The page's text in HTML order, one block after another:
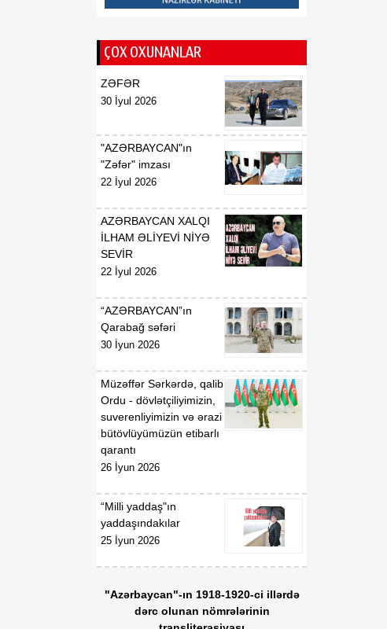
məşqçisi Qazaxıstan
07 Avqust
ABŞ-də çip istehsalında
istifadə olunan əsas
xammala gömrük rüsumu
07 Avqust
ÇOX OXUNANLAR
ZƏFƏR
30 İyul 2026
"AZƏRBAYCAN"ın
"Zəfər" imzası
22 İyul 2026
AZƏRBAYCAN XALQI
İLHAM ƏLİYEVİ NİYƏ
SEVİR
22 İyul 2026
“AZƏRBAYCAN”ın
Qarabağ səfəri
30 İyun 2026
Müzəffər Sərkərdə, qalib
Ordu - dövlətçiliyimizin,
suverenliyimizin və ərazi
bütövlüyümüzün etibarlı
qarantı
26 İyun 2026
“Milli yaddaş"ın
yaddaşındakılar
25 İyun 2026
"Azərbaycan"-ın 1918-1920-ci illərdə
dərc olunan nömrələrinin